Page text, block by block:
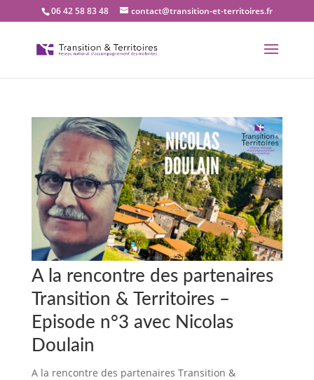
06 42 58 83 48 contact@transition-et-territoires.fr
A la rencontre des partenaires
Transition & Territoires –
Episode n°3 avec Nicolas
Doulain
A la rencontre des partenaires Transition &